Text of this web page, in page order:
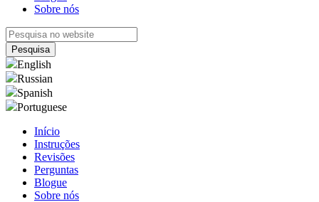
Sobre nós
English
Russian
Spanish
Portuguese
Início
Instruções
Revisões
Perguntas
Blogue
Sobre nós